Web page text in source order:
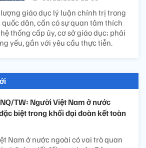
giáo dục lý luận chính trị trong
dân, cần có sự quan tâm thích
thống cấp ủy, cơ sở giáo dục; phải
yếu, gắn với yêu cầu thực tiễn.
TW: Người Việt Nam ở nước
biệt trong khối đại đoàn kết toàn
Nam ở nước ngoài có vai trò quan